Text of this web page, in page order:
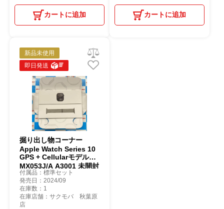
カートに追加 カートに追加
新品未使用
即日発送
掘り出し物コーナー
Apple Watch Series 10
GPS + Cellularモデル
MX053J/A A3001 未開封
品 スレート
付属品：標準セット
発売日：2024/09
在庫数：1
在庫店舗：サクモバ 秋葉原
店